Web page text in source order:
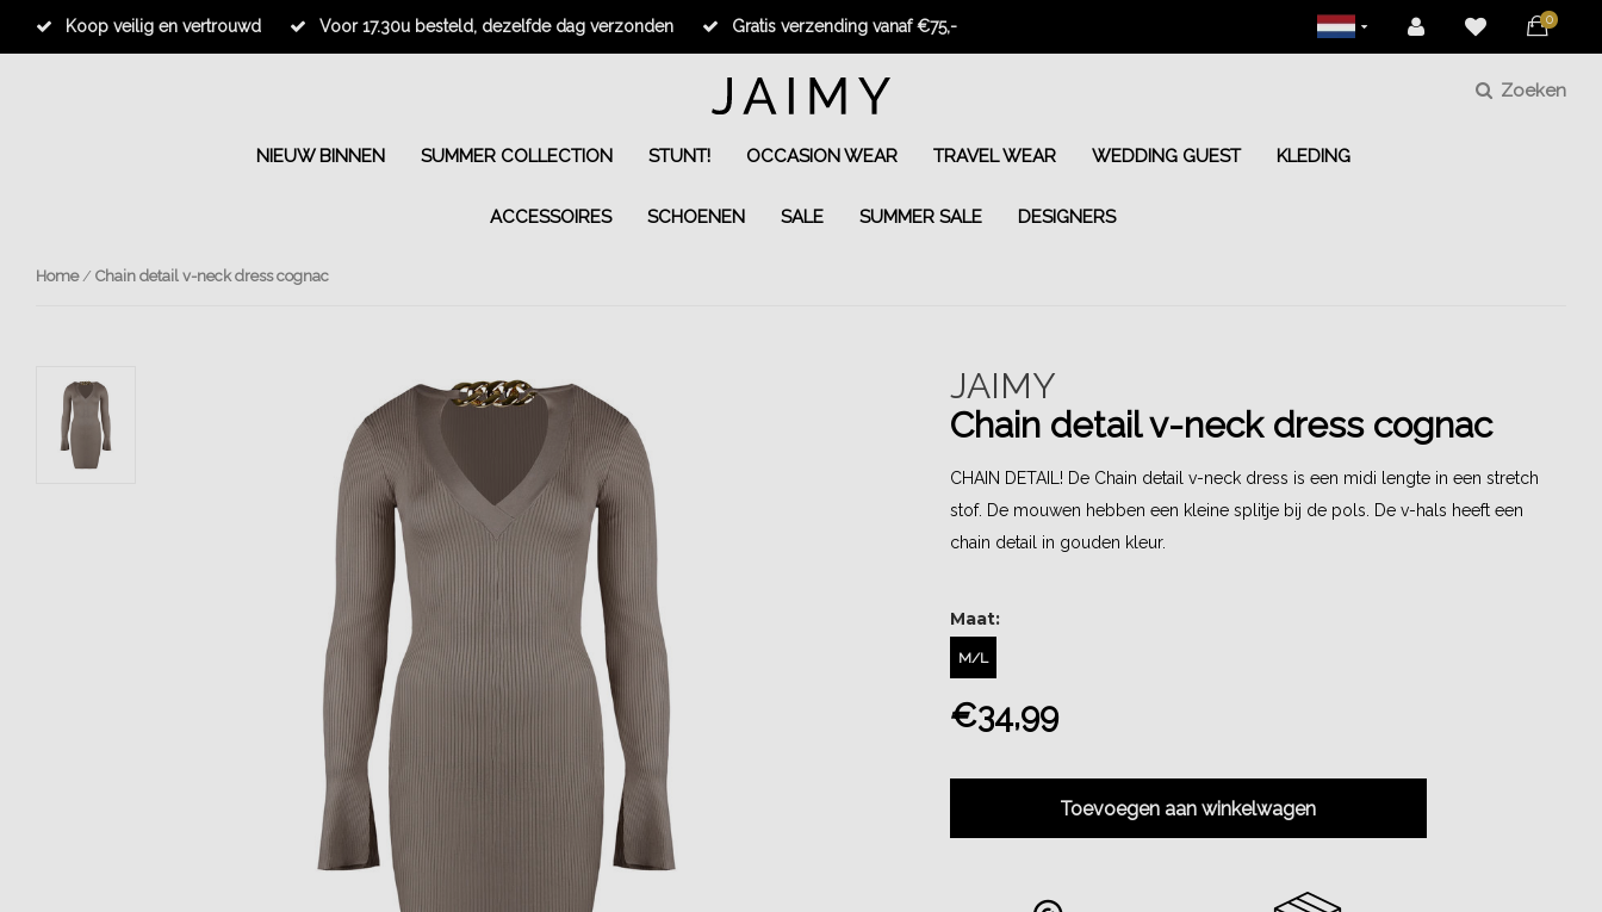
Koop veilig en vertrouwd Voor 17.30u besteld, dezelfde dag verzonden Gratis verzending vanaf €75,- 0
Zoeken
NIEUW BINNEN SUMMER COLLECTION STUNT! OCCASION WEAR TRAVEL WEAR WEDDING GUEST KLEDING
ACCESSOIRES SCHOENEN SALE SUMMER SALE DESIGNERS
Home/ Chain detail v-neck dress cognac
JAIMY
Chain detail v-neck dress cognac
CHAIN DETAIL! De Chain detail v-neck dress is een midi lengte in een stretch
stof. De mouwen hebben een kleine splitje bij de pols. De v-hals heeft een
chain detail in gouden kleur.
Maat:
M/L
€34,99
Toevoegen aan winkelwagen